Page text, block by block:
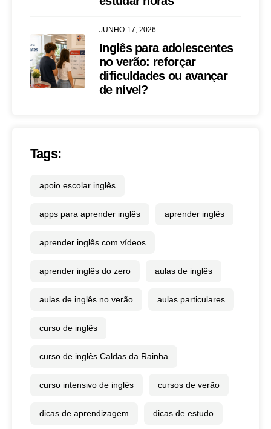
JUNHO 17, 2026
Inglês para adolescentes
no verão: reforçar
dificuldades ou avançar
de nível?
Tags:
apoio escolar inglês
apps para aprender inglês aprender inglês
aprender inglês com vídeos
aprender inglês do zero aulas de inglês
aulas de inglês no verão aulas particulares
curso de inglês
curso de inglês Caldas da Rainha
curso intensivo de inglês cursos de verão
dicas de aprendizagem dicas de estudo